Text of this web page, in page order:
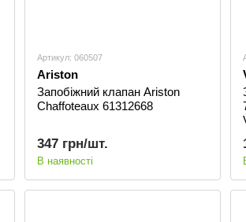
Артикул: 060507
Ariston
Запобіжний клапан Ariston
Chaffoteaux 61312668
347 грн/шт.
В наявності